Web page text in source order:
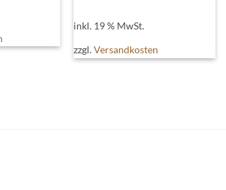
inkl. 19 % MwSt.
zzgl.Versandkosten